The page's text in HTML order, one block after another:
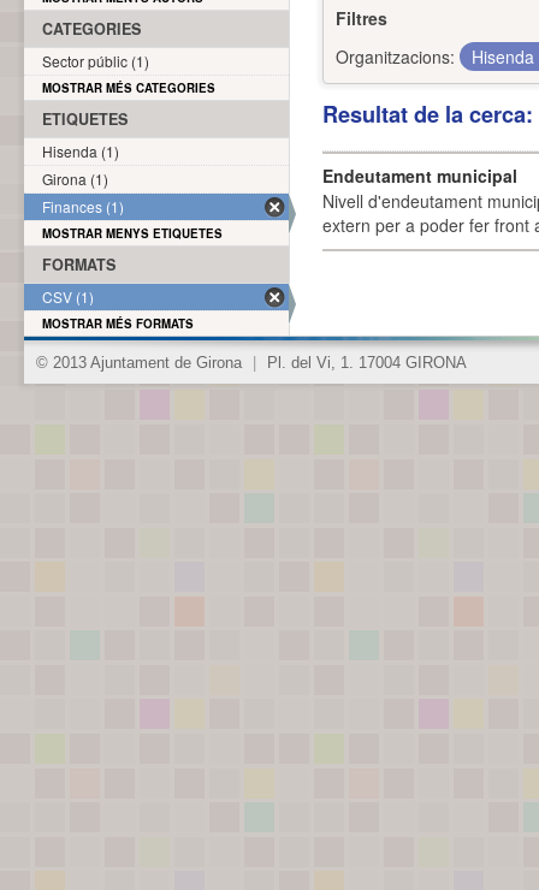
Filtres
Organitzacions:
Hisenda
Resultat de la
Endeutament municipal
Nivell d'endeutament
extern per a poder fer front
CATEGORIES
Sector públic (1)
MOSTRAR MÉS CATEGORIES
ETIQUETES
Hisenda (1)
Girona (1)
Finances (1)
MOSTRAR MENYS ETIQUETES
FORMATS
CSV (1)
MOSTRAR MÉS FORMATS
© 2013 Ajuntament de Girona Pl. del Vi, 1. 17004 GIRONA